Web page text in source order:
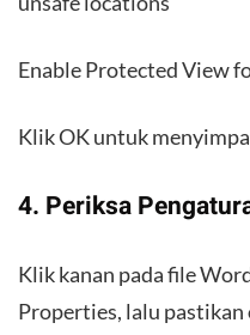
Enable Protected View
Klik OK untuk
4. Periksa
Klik kanan pada file
Properties, lalu